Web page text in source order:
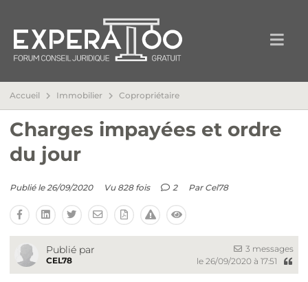
Accueil Immobilier Copropriétaire
Charges impayées et ordre
du jour
Publié le 26/09/2020 Vu 828 fois 2 Par Cel78
Publié par
CEL78
3 messages
le 26/09/2020 à 17:51